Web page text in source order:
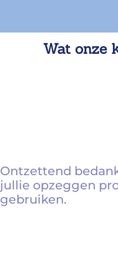
Wat onze
Ontzettend
jullie opzeggen
gebruiken.